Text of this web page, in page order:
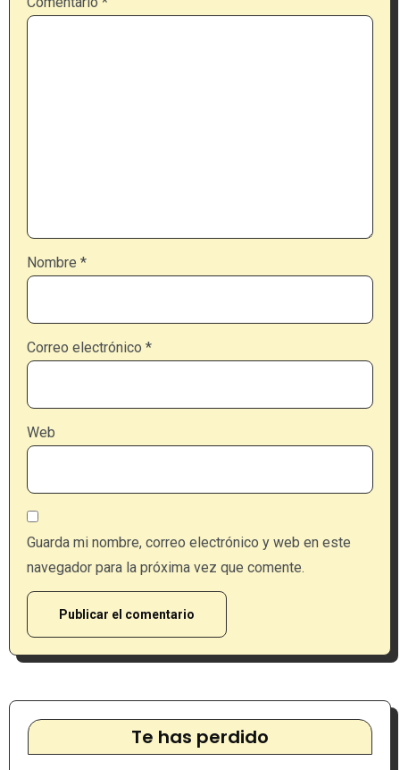
Nombre *
Correo electrónico *
Web
Guarda mi nombre, correo electrónico y web en este
navegador para la próxima vez que comente.
Te has perdido